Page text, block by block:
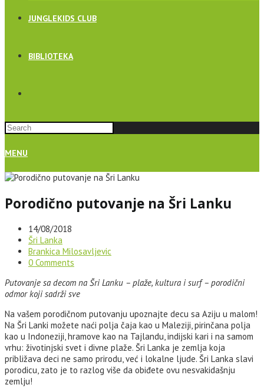
JUNGLEKIDS CLUB
BIBLIOTEKA
MENU
Porodično putovanje na Šri Lanku
14/08/2018
Šri Lanka
Brankica Milosavljevic
0 Comments
Putovanje sa decom na Šri Lanku – plaže, kultura i surf – porodični
odmor koji sadrži sve
Na vašem porodičnom putovanju upoznajte decu sa Aziju u malom!
Na Šri Lanki možete naći polja čaja kao u Maleziji, pirinčana polja
kao u Indoneziji, hramove kao na Tajlandu, indijski kari i na samom
vrhu: životinjski svet i divne plaže. Šri Lanka je zemlja koja
približava deci ne samo prirodu, već i lokalne ljude. Šri Lanka slavi
porodicu, zato je to razlog više da obiđete ovu nesvakidašnju
zemlju!